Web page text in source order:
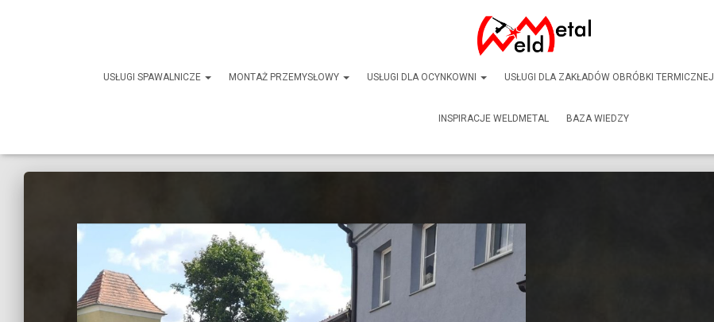
USŁUGI SPAWALNICZE MONTAŻ PRZEMYSŁOWY USŁUGI DLA OCYNKOWNI USŁUGI DLA ZAKŁADÓW OBRÓBKI TERMICZNEJ
INSPIRACJE WELDMETAL BAZA WIEDZY